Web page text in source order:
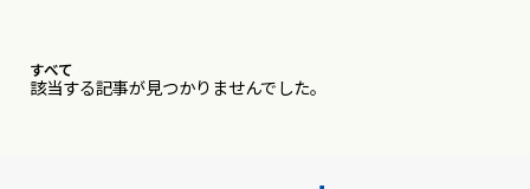
すべて
該当する記事が見つかりませんでした。